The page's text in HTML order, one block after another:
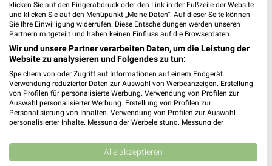
198,99 km
EURONICS Goltsche Königslutter
Helmstedter Str. 34
38154 Königslutter
Heute geschlossen
177,95 km • Angebote: 1 Prospekt
Haußmann GmbH Söhlde Ot. Nettlingen
klicken Sie auf den Fingerabdruck oder den Link in der Fußzeile der Website
und klicken Sie auf den Menüpunkt „Meine Daten“. Auf dieser Seite können
Sie Ihre Einwilligung widerrufen. Diese Entscheidungen werden unseren
Partnern mitgeteilt und haben keinen Einfluss auf die Browserdaten.
Wir und unsere Partner verarbeiten Daten, um die Leistung der
Website zu analysieren und Folgendes zu tun:
Speichern von oder Zugriff auf Informationen auf einem Endgerät.
Verwendung reduzierter Daten zur Auswahl von Werbeanzeigen. Erstellung
von Profilen für personalisierte Werbung. Verwendung von Profilen zur
Auswahl personalisierter Werbung. Erstellung von Profilen zur
Personalisierung von Inhalten. Verwendung von Profilen zur Auswahl
personalisierter Inhalte. Messung der Werbeleistung. Messung der
Kombinationen von Daten aus verschiedenen Quellen. Entwicklung und
Verbesserung der Angebote. Verwendung reduzierter Daten zur Auswahl
von Inhalten.
Alle akzeptieren